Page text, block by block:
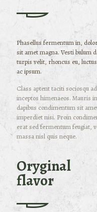
Phasellus fermentum in,
sit amet magna. Vesti bulum
turpis velit, rhoncus eu,
ac ipsum.
Class aptent taciti sociosqu
inceptos himenaeos. Mauris
dapibus condimentum sit
imperdiet nisi. Proin
erat sed fermentum feugiat,
massa nisl quis neque.
Oryginal
flavor